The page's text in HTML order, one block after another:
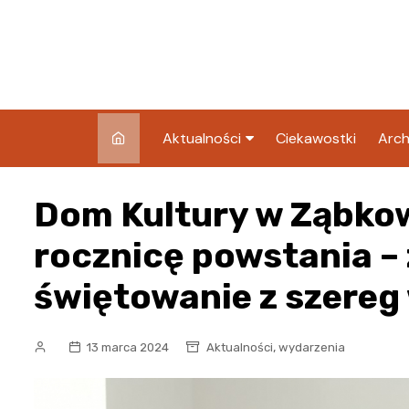
Aktualności
Blog
Ciekawostki
Dom Kultury w
rocznicę powstania –
świętowanie z
13 marca 2024 Aktualności, wydarzenia